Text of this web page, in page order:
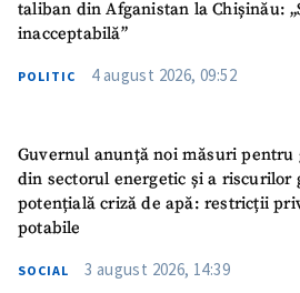
taliban din Afganistan la Chișinău:
inacceptabilă”
POLITIC 4 august 2026, 09:52
Guvernul anunță noi măsuri pentru
din sectorul energetic și a riscurilor
potențială criză de apă: restricții
potabile
SOCIAL 3 august 2026, 14:39